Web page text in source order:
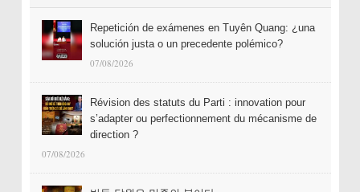
Repetición de exámenes en Tuyên Quang: ¿una
solución justa o un precedente polémico?
07/08/2026
Révision des statuts du Parti : innovation pour
s’adapter ou perfectionnement du mécanisme de
direction ?
07/08/2026